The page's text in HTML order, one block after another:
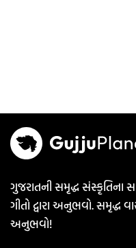
ગુજરાતની સમૃદ્ધ સંસ્કૃતિના
ગીતો દ્વારા અનુભવો.
અનુભવો!